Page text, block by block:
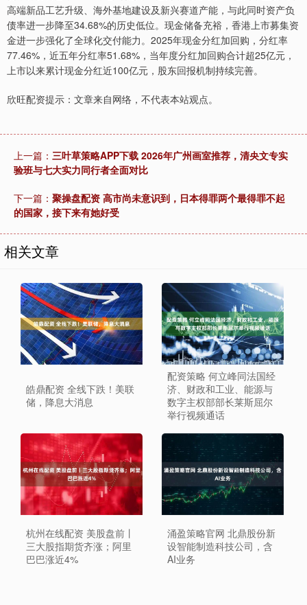
高端新品工艺升级、海外基地建设及新兴赛道产能，与此同时资产负
债率进一步降至34.68%的历史低位。现金储备充裕，香港上市募集资
金进一步强化了全球化交付能力。2025年现金分红加回购，分红率
77.46%，近五年分红率51.68%，当年度分红加回购合计超25亿元，
上市以来累计现金分红近100亿元，股东回报机制持续完善。
欣旺配资提示：文章来自网络，不代表本站观点。
上一篇： 三叶草策略APP下载 2026年广州画室推荐，清央文专实
验班与七大实力同行者全面对比
下一篇： 聚操盘配资 高市尚未意识到，日本得罪两个最得罪不起
的国家，接下来有她好受
相关文章
皓鼎配资 全线下跌！美联
储，降息大消息
配资策略 何立峰同法国经
济、财政和工业、能源与
数字主权部部长莱斯屈尔
举行视频通话
杭州在线配资 美股盘前丨
三大股指期货齐涨；阿里
巴巴涨近4%
涌盈策略官网 北鼎股份新
设智能制造科技公司，含
AI业务